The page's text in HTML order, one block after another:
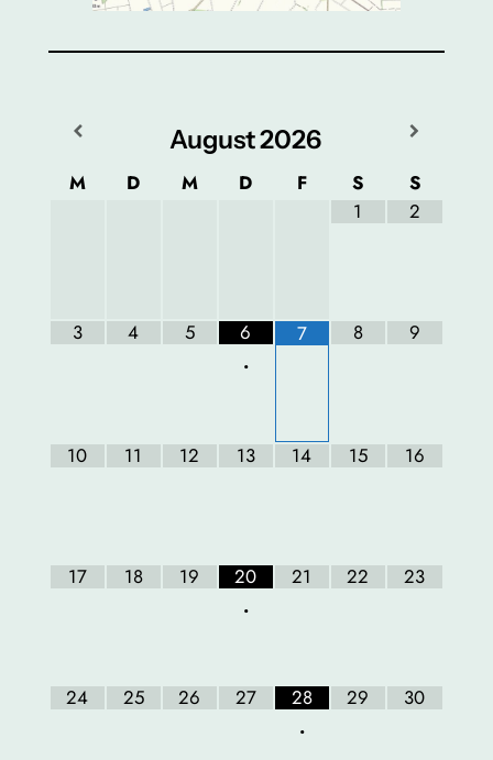
August2026
M D M D F S
S
1
2
3 4 5
6
•
7 8 9
10 11 12 13 14 15 16
17 18 19
20
•
21 22 23
24 25 26 27
28
•
29 30